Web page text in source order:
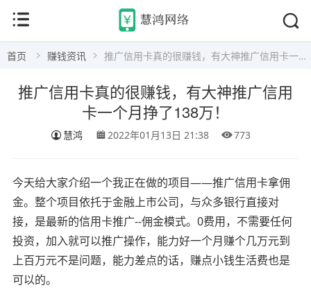
首页 赚钱资讯 推广信用卡真的很赚钱，有大神推广信用卡一个月挣了138万！
推广信用卡真的很赚钱，有大神推广信用
卡一个月挣了138万！
慧鸿 2022年01月13日 21:38 773
今天给大家介绍一个我正在做的项目——推广信用卡拿佣
金。整个项目依托于金融上市公司，与众多银行直接对
接，是最新的信用卡推广--佣金模式。0费用，不需要任何
投资，加入就可以推广操作，能力好一个月赚个几万元到
上百万元不是问题，能力差点的话，赚点小钱生活费也是
可以的。